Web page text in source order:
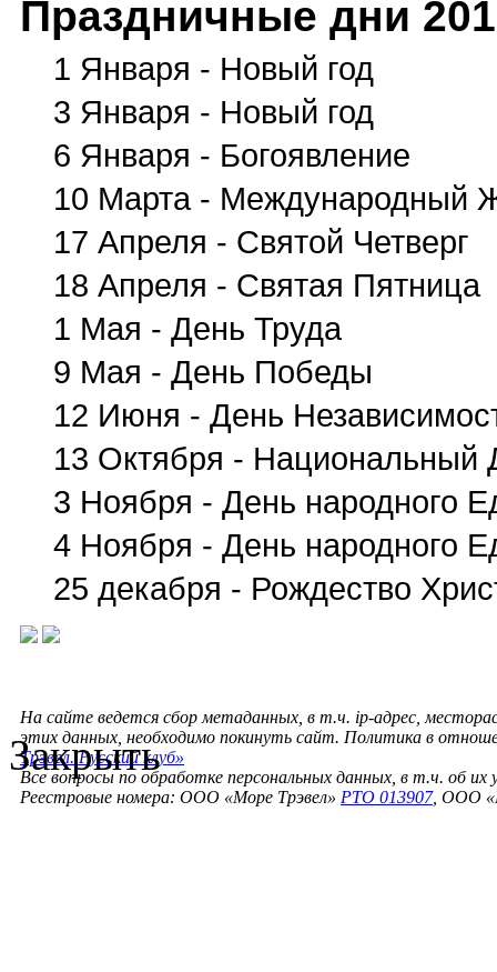
Праздничные дни
1 Января - Новый год
3 Января - Новый год
6 Января - Богоявление
10 Марта - Международный
17 Апреля - Святой Четверг
18 Апреля - Святая Пятница
1 Мая - День Труда
9 Мая - День Победы
12 Июня - День
13 Октября - Национальный
3 Ноября - День народного
4 Ноября - День народного
25 декабря - Рождество
На сайте ведется сбор метаданных, в т.ч. ip-адрес,
этих данных, необходимо покинуть сайт. Политика в
Трэвел. Русский клуб»
Все вопросы по обработке персональных данных, в т.ч. об их
Реестровые номера: ООО «Море Трэвел» РТО 013907, ООО
Закрыть